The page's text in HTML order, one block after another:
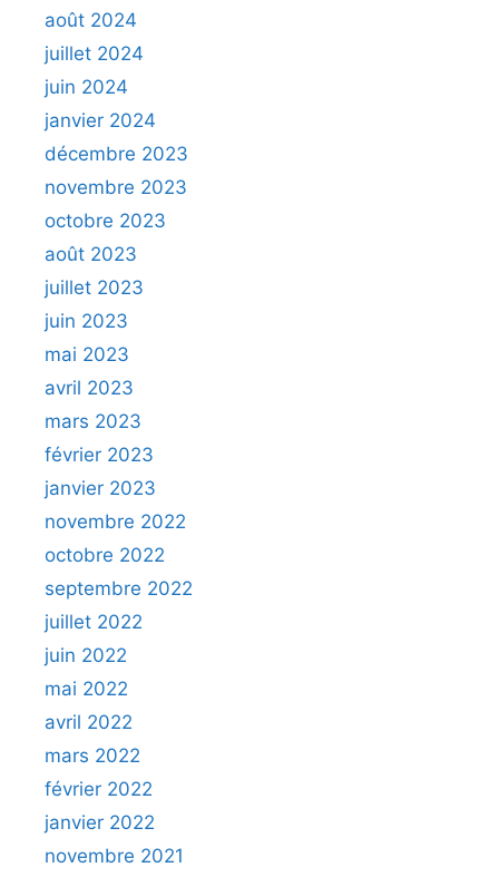
août 2024
juillet 2024
juin 2024
janvier 2024
décembre 2023
novembre 2023
octobre 2023
août 2023
juillet 2023
juin 2023
mai 2023
avril 2023
mars 2023
février 2023
janvier 2023
novembre 2022
octobre 2022
septembre 2022
juillet 2022
juin 2022
mai 2022
avril 2022
mars 2022
février 2022
janvier 2022
novembre 2021